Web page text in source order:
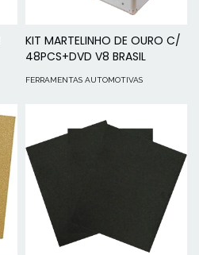
KIT MARTELINHO DE OURO C/
48PCS+DVD V8 BRASIL
FERRAMENTAS AUTOMOTIVAS